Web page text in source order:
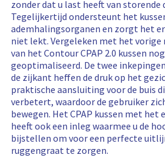
r
e
r
e
v
i
e
w
s
…
e
f
i
l
t
e
r
e
d
l
t
e
r
i
n
g
i
s
r
e
s
e
zonder dat u last heeft van storende
Tegelijkertijd ondersteunt het
ademhalingsorganen en zorgt het
niet lekt. Vergeleken met het
van het Contour CPAP 2.0 kussen
geoptimaliseerd. De twee
de zijkant heffen de druk op het
praktische aansluiting voor de buis
verbetert, waardoor de gebruiker
bewegen. Het CPAP kussen met het
heeft ook een inleg waarmee u de
bijstellen om voor een perfecte
ruggengraat te zorgen.